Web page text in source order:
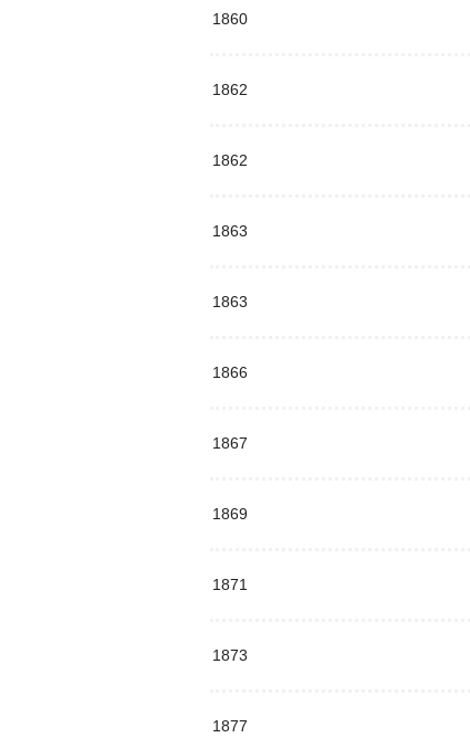
1860
1862
1862
1863
1863
1866
1867
1869
1871
1873
1877